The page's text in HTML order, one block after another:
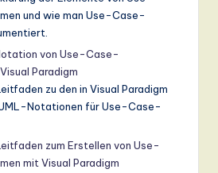
und wie man Use-Case-
von Use-Case-
Paradigm
zu den in Visual Paradigm
Notationen für Use-Case-
zum Erstellen von Use-
mit Visual Paradigm